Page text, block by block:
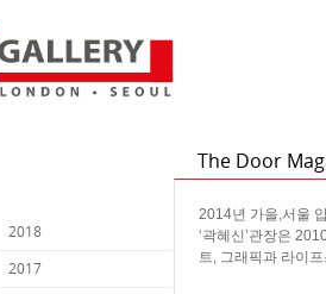
2018
2017
The Door
2014년 가을,서울
‘곽혜신’관장은
트, 그래픽과 라이